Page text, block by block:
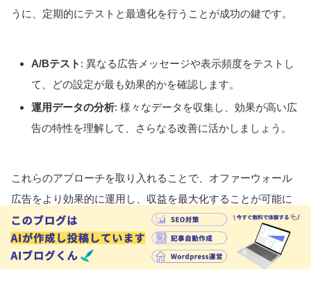
うに、定期的にテストと最適化を行うことが成功の鍵です。
A/Bテスト : 異なる広告メッセージや表示頻度をテストし
て、どの設定が最も効果的かを確認します。
運用データの分析: 様々なデータを収集し、効果が高い広
告の特性を理解して、さらなる改善に活かしましょう。
これらのアプローチを取り入れることで、オファーウォール
広告をより効果的に運用し、収益を最大化することが可能に
なります。バランスを考えながら最適な広告運用を心掛けま
しょう。